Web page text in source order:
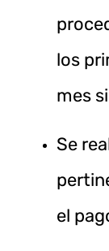
los
mes
Se
el